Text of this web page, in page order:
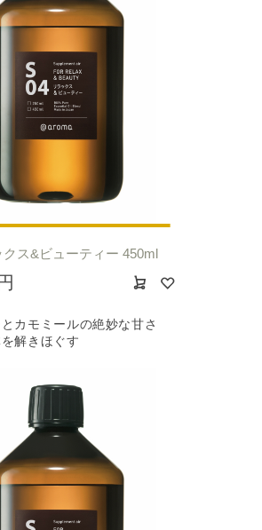
クス&ビューティー 450ml
カモミールの絶妙な甘さ
解きほぐす